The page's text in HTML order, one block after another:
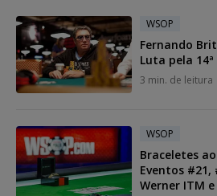
WSOP
Fernando
Luta pela
3 min. de leitura
WSOP
Braceletes
Eventos #21,
Werner ITM